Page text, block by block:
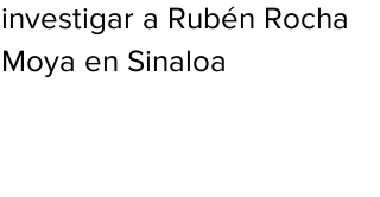
investigar a Rubén Rocha
Moya en Sinaloa